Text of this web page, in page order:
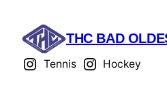
THC BAD
Tennis Hockey